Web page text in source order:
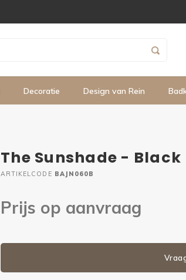
Decoratie Design van Rein
The Sunshade - Black
ARTIKELCODE BAJN060B
Prijs op aanvraag